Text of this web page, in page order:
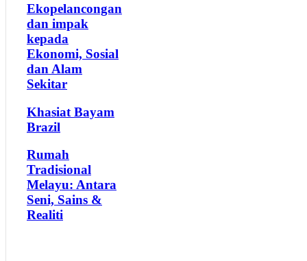
Ekopelancongan
dan impak
kepada
Ekonomi, Sosial
dan Alam
Sekitar
Khasiat Bayam
Brazil
Rumah
Tradisional
Melayu: Antara
Seni, Sains &
Realiti